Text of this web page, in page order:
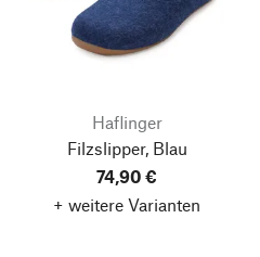
Haflinger
Filzslipper, Blau
74,90 €
+ weitere Varianten